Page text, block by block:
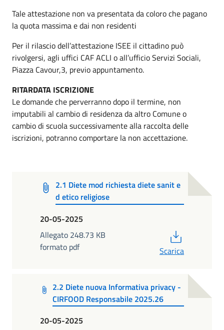
Tale attestazione non va presentata da coloro che pagano
la quota massima e dai non residenti
Per il rilascio dell’attestazione ISEE il cittadino può
rivolgersi, agli uffici CAF ACLI o all’ufficio Servizi Sociali,
Piazza Cavour,3, previo appuntamento.
RITARDATA ISCRIZIONE
Le domande che perverranno dopo il termine, non
imputabili al cambio di residenza da altro Comune o
cambio di scuola successivamente alla raccolta delle
iscrizioni, potranno comportare la non accettazione.
2.1 Diete mod richiesta diete sanit e
d etico religiose
20-05-2025
Allegato 248.73 KB
formato pdf
Scarica
2.2 Diete nuova Informativa privacy -
CIRFOOD Responsabile 2025.26
20-05-2025